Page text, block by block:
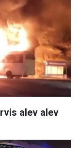
alev alev